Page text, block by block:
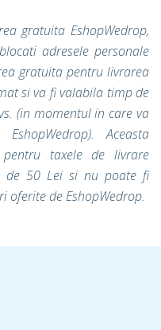
gratuita EshopWedrop,
adresele personale
gratuita pentru livrarea
si va fi valabila timp de
(in momentul in care va
Aceasta
taxele de livrare
de 50 Lei si nu poate fi
oferite de EshopWedrop.